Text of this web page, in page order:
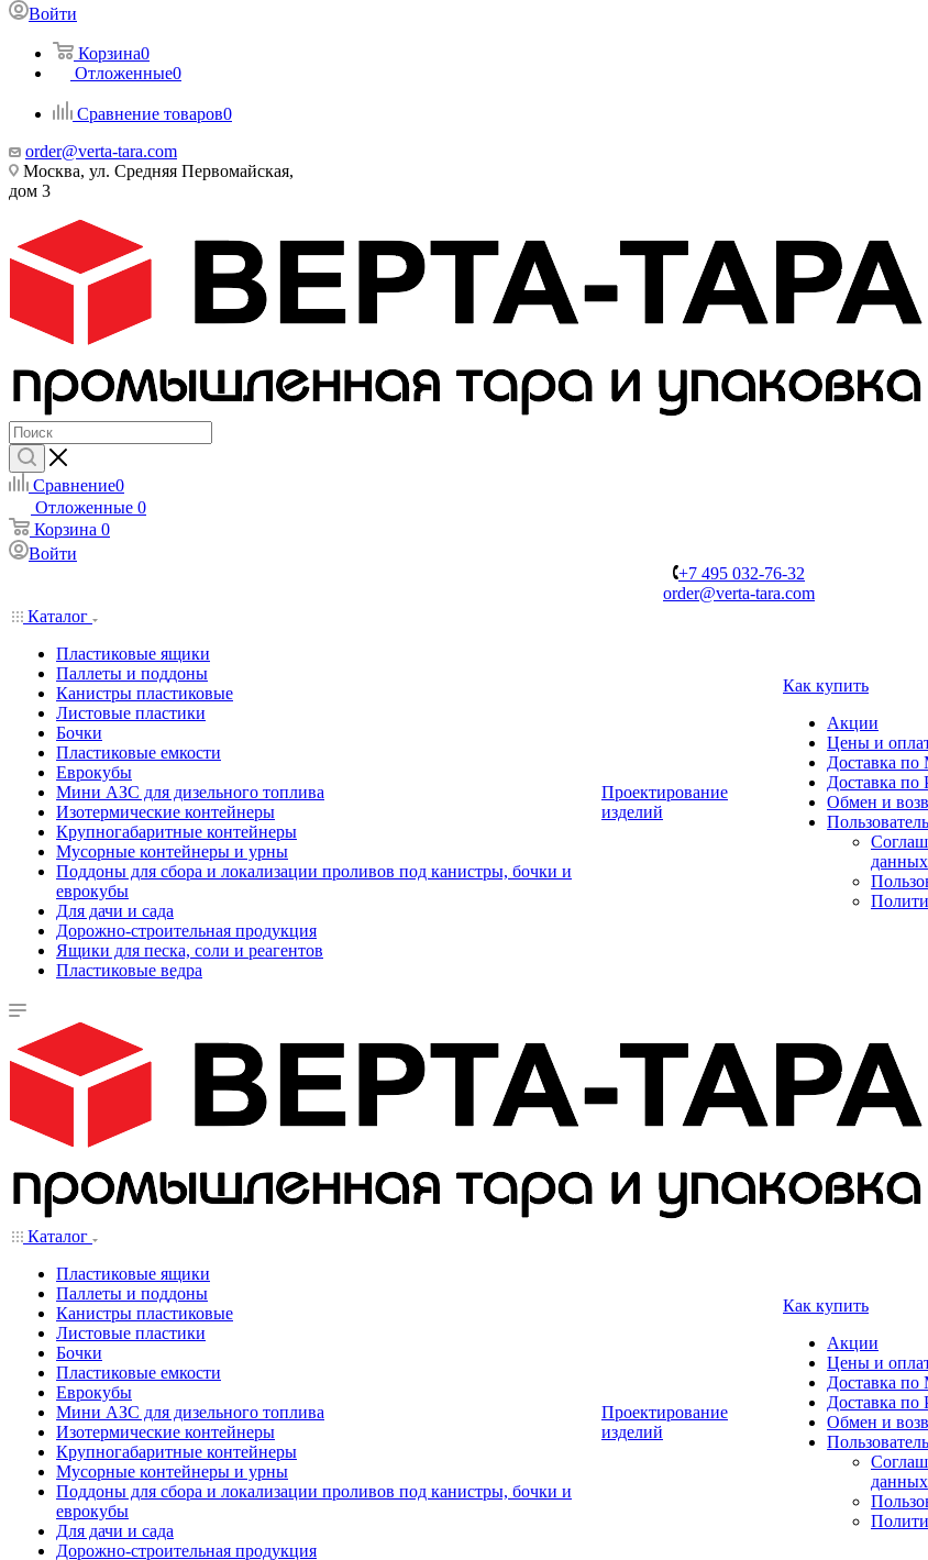
Войти
Корзина0
Отложенные0
Сравнение товаров0
order@verta-tara.com
Москва, ул. Средняя Первомайская,
дом 3
Сравнение0
Отложенные 0
Корзина 0
Войти
+7 495 032-76-32
order@verta-tara.com
Каталог
Пластиковые ящики
Паллеты и поддоны
Канистры пластиковые
Листовые пластики
Бочки
Пластиковые емкости
Еврокубы
Мини АЗС для дизельного топлива
Изотермические контейнеры
Крупногабаритные контейнеры
Мусорные контейнеры и урны
Поддоны для сбора и локализации проливов под канистры, бочки и
еврокубы
Для дачи и сада
Дорожно-строительная продукция
Ящики для песка, соли и реагентов
Пластиковые ведра
Проектирование
изделий
Как купить
Акции
Цены и
Доставка по
Доставка по
Обмен и
данных
Каталог
Пластиковые ящики
Паллеты и поддоны
Канистры пластиковые
Листовые пластики
Бочки
Пластиковые емкости
Еврокубы
Мини АЗС для дизельного топлива
Изотермические контейнеры
Крупногабаритные контейнеры
Мусорные контейнеры и урны
Поддоны для сбора и локализации проливов под канистры, бочки и
еврокубы
Для дачи и сада
Дорожно-строительная продукция
Проектирование
изделий
Как купить
Акции
Цены и
Доставка по
Доставка по
Обмен и
данных